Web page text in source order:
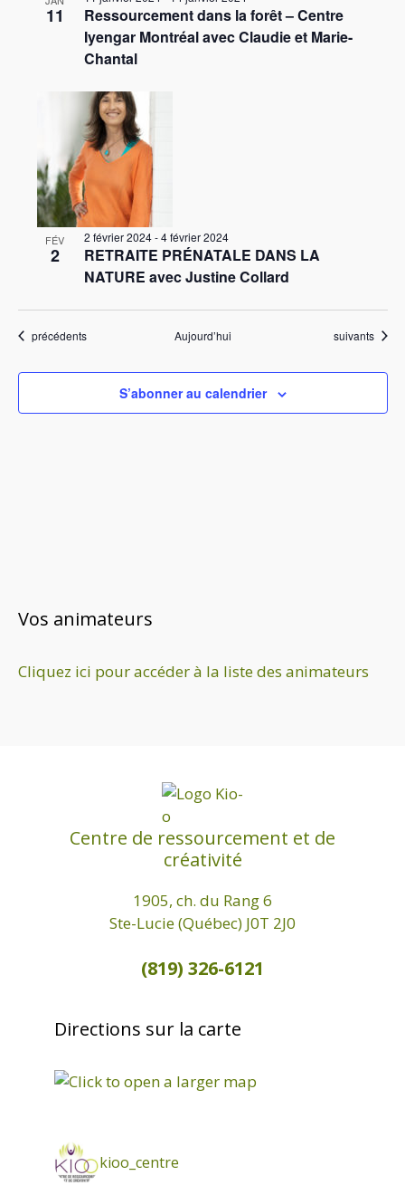
11
Ressourcement dans la forêt – Centre
Iyengar Montréal avec Claudie et Marie-
Chantal
FÉV
2
2 février 2024-4 février 2024
RETRAITE PRÉNATALE DANS LA
NATURE avec Justine Collard
Évènements
précédents Aujourd’hui Évènements
suivants
S’abonner au calendrier
Vos animateurs
Cliquez ici pour accéder à la liste des animateurs
Centre de ressourcement et de
créativité
1905, ch. du Rang 6
Ste-Lucie (Québec) J0T 2J0
(819) 326-6121
Directions sur la carte
kioo_centre